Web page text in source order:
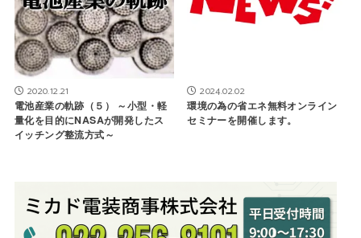
2020.12.21
電池産業の軌跡（５） ～小型・軽
量化を目的にNASAが開発したス
イッチング整流方式～
2024.02.02
環境の為の省エネ無料オンライン
セミナーを開催します。